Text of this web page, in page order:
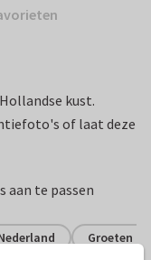
kust.
of laat deze
aan te passen
Groeten